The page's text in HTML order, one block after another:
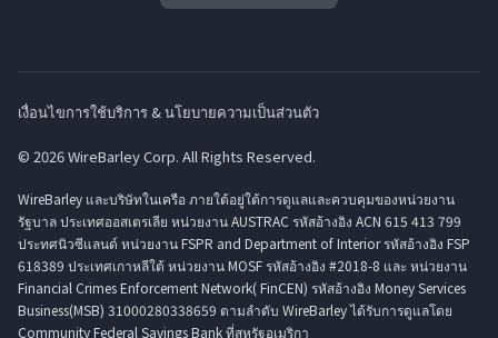
เงื่อนไขการใช้บริการ & นโยบายความเป็นส่วนตัว
© 2026 WireBarley Corp. All Rights Reserved.
WireBarley และบริษัทในเครือ ภายใต้อยู่ใต้การดูแลและควบคุมของหน่วยงาน
รัฐบาล ประเทศออสเตรเลีย หน่วยงาน AUSTRAC รหัสอ้างอิง ACN 615 413 799
ประทศนิวซีแลนด์ หน่วยงาน FSPR and Department of Interior รหัสอ้างอิง FSP
618389 ประเทศเกาหลีใต้ หน่วยงาน MOSF รหัสอ้างอิง #2018-8 และ หน่วยงาน
Financial Crimes Enforcement Network( FinCEN) รหัสอ้างอิง Money Services
Business(MSB) 31000280338659 ตามลำดับ WireBarley ได้รับการดูแลโดย
Community Federal Savings Bank ที่สหรัฐอเมริกา